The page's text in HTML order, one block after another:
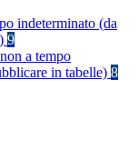
indeterminato (da
9
a tempo
in tabelle) 8